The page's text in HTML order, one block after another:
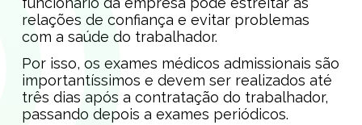
relações de confiança e evitar problemas
com a saúde do trabalhador.
Por isso, os exames médicos admissionais são
importantíssimos e devem ser realizados até
três dias após a contratação do trabalhador,
passando depois a exames periódicos.